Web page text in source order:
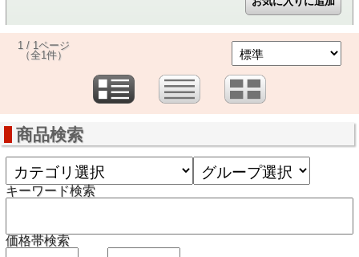
1 / 1ページ
（全1件）
商品検索
キーワード検索
価格帯検索